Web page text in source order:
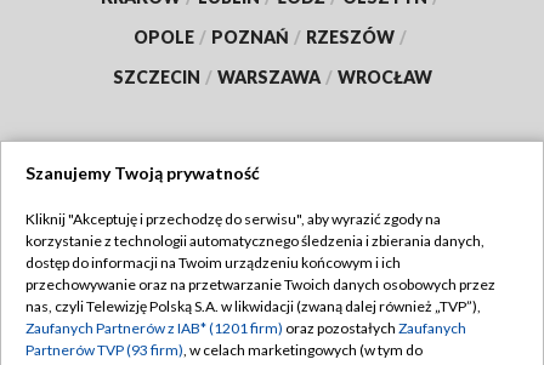
OPOLE / POZNAŃ / RZESZÓW /
SZCZECIN / WARSZAWA / WROCŁAW
TVP
Abonament TVP
Emisja w TVP
Regulamin TVP
Polityka prywatności
Szanujemy Twoją prywatność
Kliknij "Akceptuję i przechodzę do serwisu", aby wyrazić zgody na
korzystanie z technologii automatycznego śledzenia i zbierania danych,
dostęp do informacji na Twoim urządzeniu końcowym i ich
przechowywanie oraz na przetwarzanie Twoich danych osobowych przez
nas, czyli Telewizję Polską S.A. w likwidacji (zwaną dalej również „TVP”),
Zaufanych Partnerów z IAB* (1201 firm) oraz pozostałych Zaufanych
Partnerów TVP (93 firm), w celach marketingowych (w tym do